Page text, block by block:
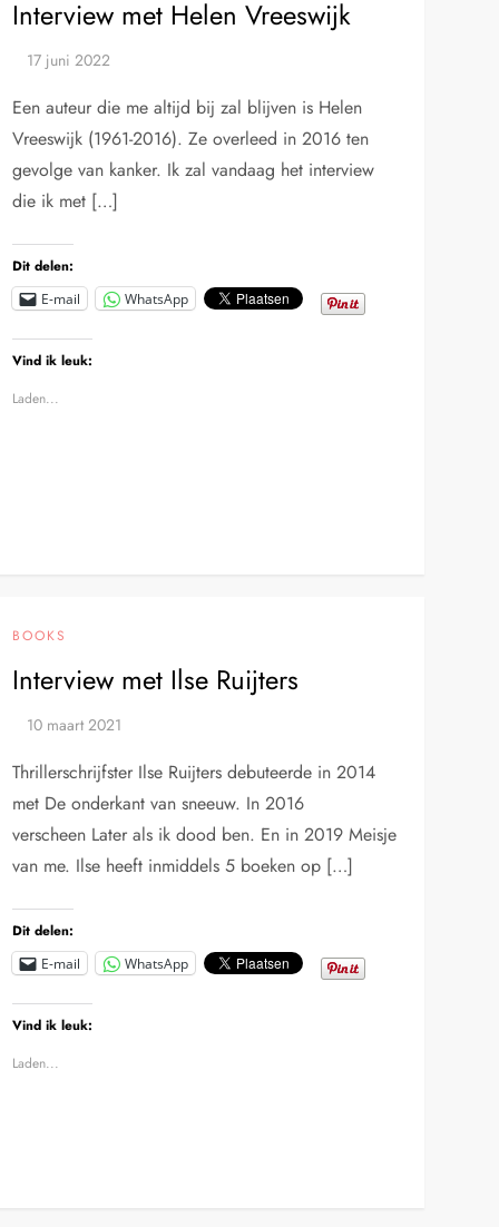
Interview met Helen Vreeswijk
Een auteur die me altijd bij zal blijven is Helen
Vreeswijk (1961-2016). Ze overleed in 2016 ten
gevolge van kanker. Ik zal vandaag het interview
die ik met […]
Dit delen:
E-mail WhatsApp
Vind ik leuk:
Laden...
BOOKS
Interview met Ilse Ruijters
Thrillerschrijfster Ilse Ruijters debuteerde in 2014
met De onderkant van sneeuw. In 2016
verscheen Later als ik dood ben. En in 2019 Meisje
van me. Ilse heeft inmiddels 5 boeken op […]
Dit delen:
E-mail WhatsApp
Vind ik leuk:
Laden...